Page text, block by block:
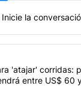
Inicie la
artículos con más
con el título
'atajar' corridas:
entre US$ 60